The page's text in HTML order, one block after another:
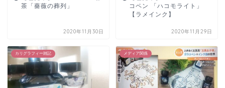
茶「薔薇の葬列」
2020年11月30日
コペン 「ハコモライト」
【ラメインク】
2020年11月29日
カリグラフィー雑記 メディア関係